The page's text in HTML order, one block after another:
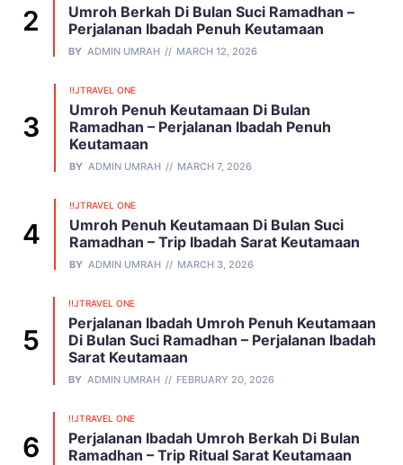
Umroh Berkah Di Bulan Suci Ramadhan –
Perjalanan Ibadah Penuh Keutamaan
BY ADMIN UMRAH MARCH 12, 2026
!!JTRAVEL ONE
Umroh Penuh Keutamaan Di Bulan
Ramadhan – Perjalanan Ibadah Penuh
Keutamaan
BY ADMIN UMRAH MARCH 7, 2026
!!JTRAVEL ONE
Umroh Penuh Keutamaan Di Bulan Suci
Ramadhan – Trip Ibadah Sarat Keutamaan
BY ADMIN UMRAH MARCH 3, 2026
!!JTRAVEL ONE
Perjalanan Ibadah Umroh Penuh Keutamaan
Di Bulan Suci Ramadhan – Perjalanan Ibadah
Sarat Keutamaan
BY ADMIN UMRAH FEBRUARY 20, 2026
!!JTRAVEL ONE
Perjalanan Ibadah Umroh Berkah Di Bulan
Ramadhan – Trip Ritual Sarat Keutamaan